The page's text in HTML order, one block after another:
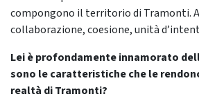
compongono il territorio di Tramonti.
collaborazione, coesione, unità
Lei è profondamente innamorato
sono le caratteristiche che le
realtà di Tramonti?